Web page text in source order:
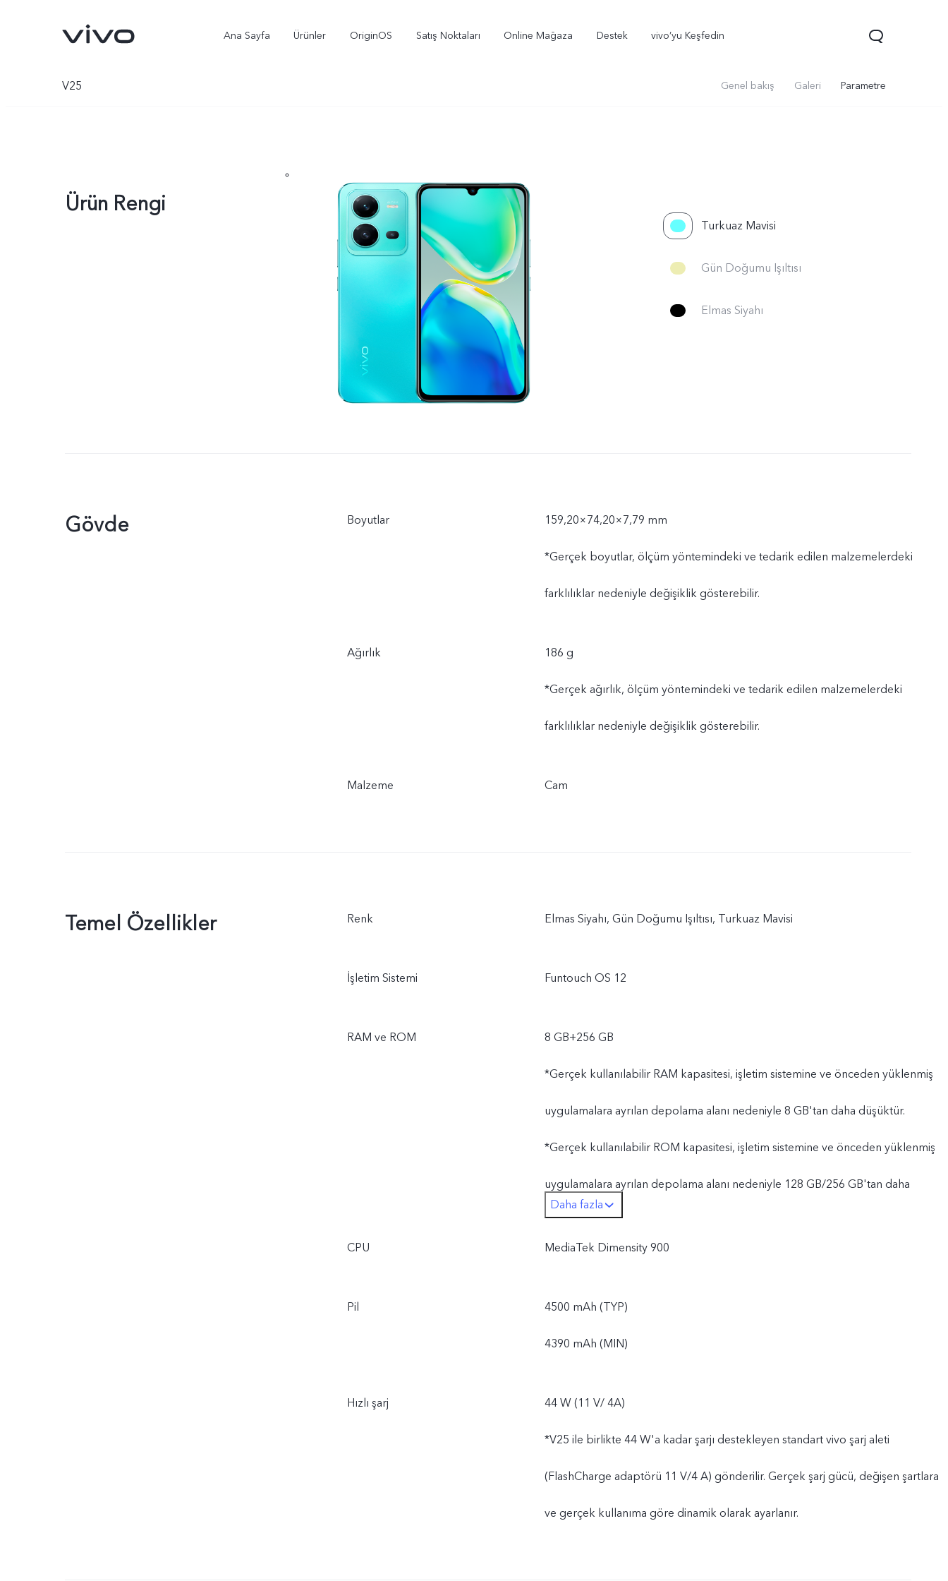
Ana Sayfa Ürünler OriginOS Satış Noktaları Online Mağaza Destek vivo’yu Keşfedin
V25 Genel bakış Galeri Parametre
Ürün Rengi
Turkuaz Mavisi
Gün Doğumu Işıltısı
Elmas Siyahı
Gövde Boyutlar 159,20×74,20×7,79 mm
*Gerçek boyutlar, ölçüm yöntemindeki ve tedarik edilen malzemelerdeki
farklılıklar nedeniyle değişiklik gösterebilir.
Ağırlık 186 g
*Gerçek ağırlık, ölçüm yöntemindeki ve tedarik edilen malzemelerdeki
farklılıklar nedeniyle değişiklik gösterebilir.
Malzeme Cam
Temel Özellikler Renk Elmas Siyahı, Gün Doğumu Işıltısı, Turkuaz Mavisi
İşletim Sistemi Funtouch OS 12
RAM ve ROM 8 GB+256 GB
*Gerçek kullanılabilir RAM kapasitesi, işletim sistemine ve önceden yüklenmiş
uygulamalara ayrılan depolama alanı nedeniyle 8 GB'tan daha düşüktür.
*Gerçek kullanılabilir ROM kapasitesi, işletim sistemine ve önceden yüklenmiş
uygulamalara ayrılan depolama alanı nedeniyle 128 GB/256 GB'tan daha
düşüktür.
Daha fazla
CPU MediaTek Dimensity 900
Pil 4500 mAh (TYP)
4390 mAh (MIN)
Hızlı şarj 44 W (11 V/ 4A)
*V25 ile birlikte 44 W'a kadar şarjı destekleyen standart vivo şarj aleti
(FlashCharge adaptörü 11 V/4 A) gönderilir. Gerçek şarj gücü, değişen şartlara
ve gerçek kullanıma göre dinamik olarak ayarlanır.